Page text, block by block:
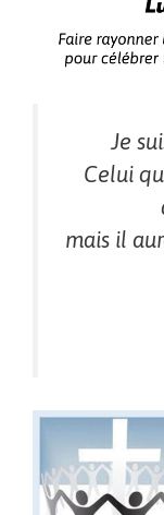
Je
Celui
mais il